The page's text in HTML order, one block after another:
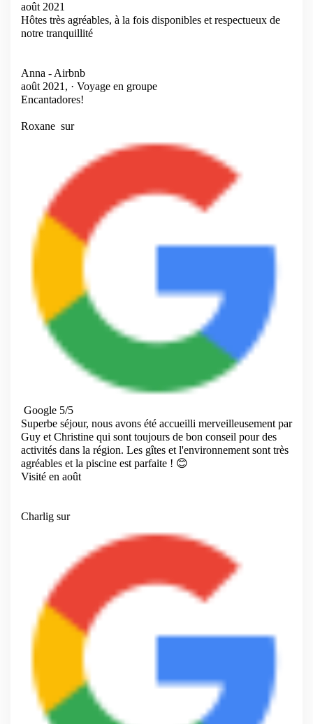
août 2021
Hôtes très agréables, à la fois disponibles et respectueux de
notre tranquillité
Anna - Airbnb
août 2021, · Voyage en groupe
Encantadores!
Roxane sur
Google 5/5
Superbe séjour, nous avons été accueilli merveilleusement par
Guy et Christine qui sont toujours de bon conseil pour des
activités dans la région. Les gîtes et l'environnement sont très
agréables et la piscine est parfaite ! 😊
Visité en août
Charlig sur